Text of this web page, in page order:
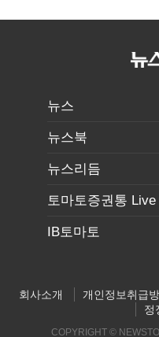
엔저'에 원화
누적
뉴스
뉴스북
뉴스리듬
토마토증권통 Live
IB토마토
회사소개 개인정보취급
정
COPYRIGHT ©